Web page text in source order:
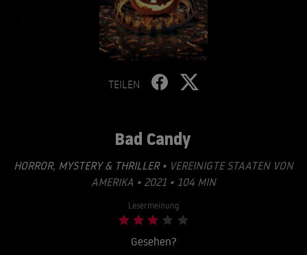
TEILEN
Bad Candy
HORROR, MYSTERY & THRILLER• VEREINIGTE STAATEN VON
AMERIKA • 2021 • 104 MIN
Lesermeinung
Gesehen?